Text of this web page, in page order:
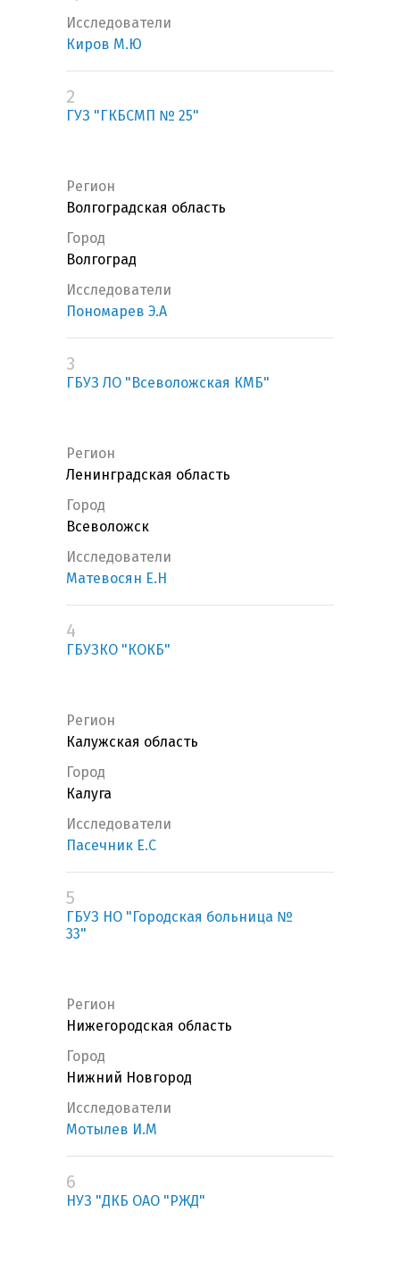
Исследователи
Киров М.Ю
2
ГУЗ "ГКБСМП № 25"
Регион
Волгоградская область
Город
Волгоград
Исследователи
Пономарев Э.А
3
ГБУЗ ЛО "Всеволожская КМБ"
Регион
Ленинградская область
Город
Всеволожск
Исследователи
Матевосян Е.Н
4
ГБУЗКО "КОКБ"
Регион
Калужская область
Город
Калуга
Исследователи
Пасечник Е.С
5
ГБУЗ НО "Городская больница №
33"
Регион
Нижегородская область
Город
Нижний Новгород
Исследователи
Мотылев И.М
6
НУЗ "ДКБ ОАО "РЖД"